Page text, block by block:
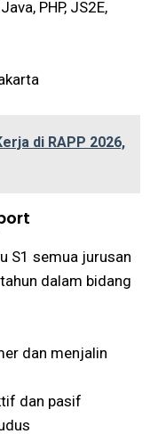
PHP, JS2E,
di RAPP 2026,
S1 semua jurusan
dalam bidang
dan menjalin
dan pasif